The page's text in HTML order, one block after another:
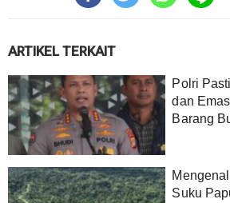
ARTIKEL TERKAIT
Polri
dan
Barang
Suku